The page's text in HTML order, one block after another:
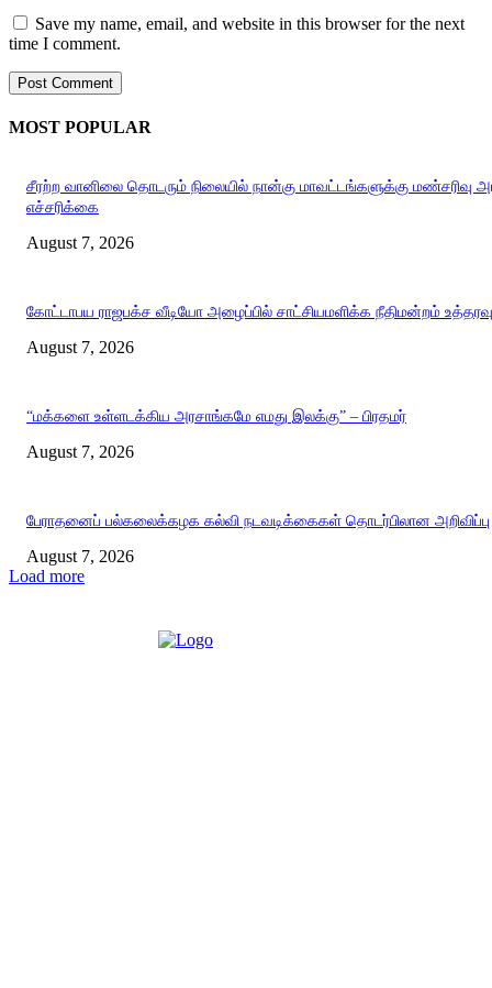
Save my name, email, and website in this browser for the next
time I comment.
MOST POPULAR
சீரற்ற வானிலை தொடரும் நிலையில் நான்கு மாவட்டங்களுக்கு மண்சரிவு
எச்சரிக்கை
August 7, 2026
கோட்டாபய ராஜபக்ச வீடியோ அழைப்பில் சாட்சியமளிக்க நீதிமன்றம் உத்தரவு
August 7, 2026
“மக்களை உள்ளடக்கிய அரசாங்கமே எமது இலக்கு” – பிரதமர்
August 7, 2026
பேராதனைப் பல்கலைக்கழக கல்வி நடவடிக்கைகள் தொடர்பிலான அறிவிப்பு
August 7, 2026
Load more